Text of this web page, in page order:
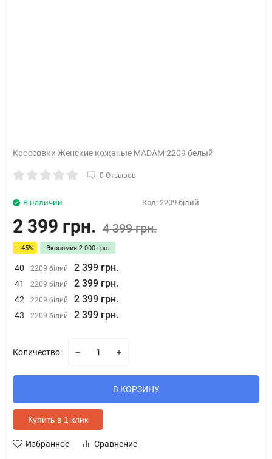
Кроссовки Женские кожаные MADAM 2209 белый
0 Отзывов
В наличии Код: 2209 білий
2 399 грн. 4 399 грн.
- 45% Экономия 2 000 грн.
40 2209 білий 2 399 грн.
41 2209 білий 2 399 грн.
42 2209 білий 2 399 грн.
43 2209 білий 2 399 грн.
Количество:
В КОРЗИНУ
Купить в 1 клик
Избранное Сравнение